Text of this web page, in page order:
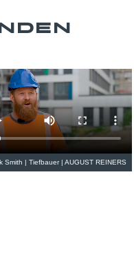
Smith | Tief­bauer | AUGUST REINERS